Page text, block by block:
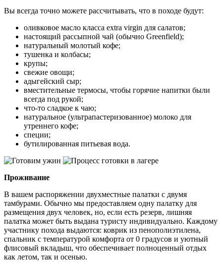
Вы всегда точно можете рассчитывать, что в походе будут:
оливковое масло класса extra virgin для салатов;
настоящий рассыпной чай (обычно Greenfield);
натуральный молотый кофе;
тушенка и колбасы;
крупы;
свежие овощи;
адыгейский сыр;
вместительные термосы, чтобы горячие напитки были
всегда под рукой;
что-то сладкое к чаю;
натуральное (ультрапастеризованное) молоко для
утреннего кофе;
специи;
бутилированная питьевая вода.
Проживание
В вашем распоряжении двухместные палатки с двумя
тамбурами. Обычно мы предоставляем одну палатку для
размещения двух человек, но, если есть резерв, лишняя
палатка может быть выдана туристу индивидуально. Каждому
участнику похода выдаются: коврик из пенополиэтилена,
спальник с температурой комфорта от 0 градусов и уютный
флисовый вкладыш, что обеспечивает полноценный отдых
как летом, так и осенью.